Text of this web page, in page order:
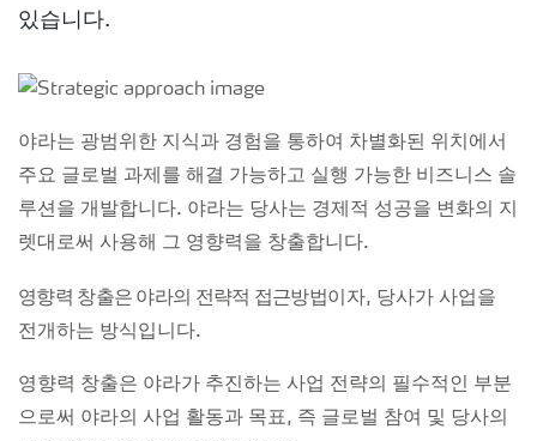
있습니다.
야라는 광범위한 지식과 경험을 통하여 차별화된 위치에서
주요 글로벌 과제를 해결 가능하고 실행 가능한 비즈니스 솔
루션을 개발합니다. 야라는 당사는 경제적 성공을 변화의 지
렛대로써 사용해 그 영향력을 창출합니다.
영향력 창출은 야라의 전략적 접근방법이자, 당사가 사업을
전개하는 방식입니다.
영향력 창출은 야라가 추진하는 사업 전략의 필수적인 부분
으로써 야라의 사업 활동과 목표, 즉 글로벌 참여 및 당사의